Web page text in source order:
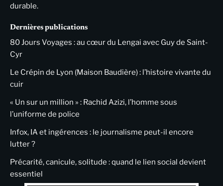
durable.
Dernières publications
80 Jours Voyages : au cœur du Lengai avec Guy de Saint-
Cyr
Le Crépin de Lyon (Maison Baudière) : l’histoire vivante du
cuir
« Un sur un million » : Rachid Azizi, l’homme sous
l’uniforme de police
Infox, IA et ingérences : le journalisme peut-il encore
lutter ?
Précarité, canicule, solitude : quand le lien social devient
essentiel